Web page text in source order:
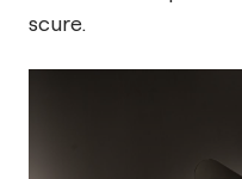
scure.